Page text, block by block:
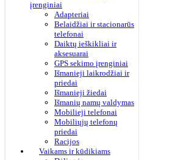
įrenginiai
Adapteriai
Belaidžiai ir stacionarūs
telefonai
Daiktų ieškikliai ir
aksesuarai
GPS sekimo įrenginiai
Išmanieji laikrodžiai ir
priedai
Išmanieji žiedai
Išmanių namų valdymas
Mobilieji telefonai
Mobiliųjų telefonų
priedai
Racijos
Vaikams ir kūdikiams